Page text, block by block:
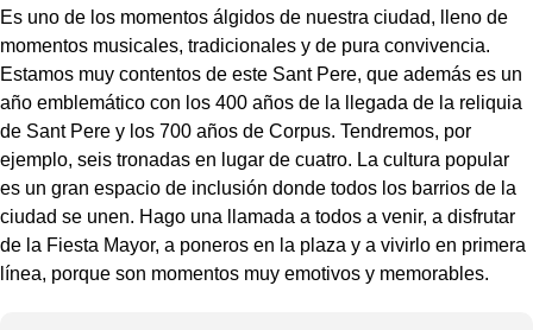
Es uno de los momentos álgidos de nuestra ciudad, lleno de
momentos musicales, tradicionales y de pura convivencia.
Estamos muy contentos de este Sant Pere, que además es un
año emblemático con los 400 años de la llegada de la reliquia
de Sant Pere y los 700 años de Corpus. Tendremos, por
ejemplo, seis tronadas en lugar de cuatro. La cultura popular
es un gran espacio de inclusión donde todos los barrios de la
ciudad se unen. Hago una llamada a todos a venir, a disfrutar
de la Fiesta Mayor, a poneros en la plaza y a vivirlo en primera
línea, porque son momentos muy emotivos y memorables.